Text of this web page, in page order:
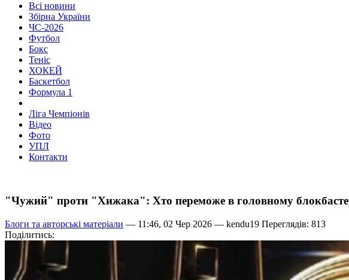
Всі новини
Збірна України
ЧС-2026
Футбол
Бокс
Теніс
ХОКЕЙ
Баскетбол
Формула 1
Ліга Чемпіонів
Відео
Фото
УПЛ
Контакти
"Чужий" проти "Хижака": Хто переможе в головному
Блоги та авторські матеріали — 11:46, 02 Чер 2026 — kendu19 Переглядів: 813
Поділитись: